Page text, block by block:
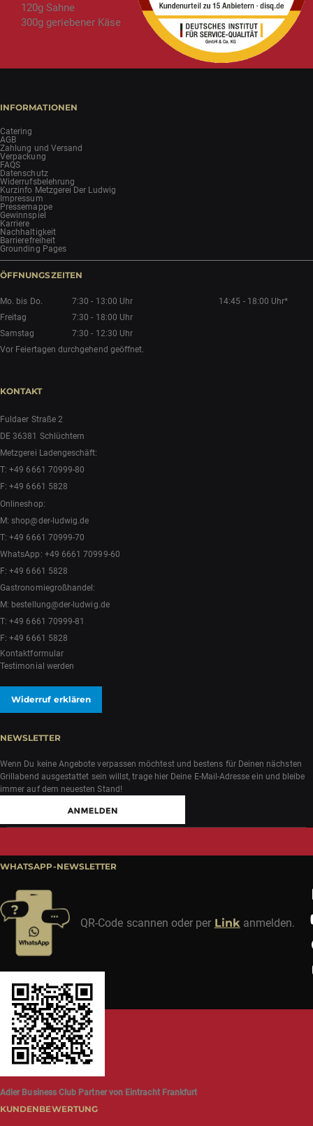
120g Sahne
300g geriebener Käse
INFORMATIONEN
Catering
AGB
Zahlung und Versand
Verpackung
FAQS
Datenschutz
Widerrufsbelehrung
Kurzinfo Metzgerei Der Ludwig
Impressum
Pressemappe
Gewinnspiel
Karriere
Nachhaltigkeit
Barrierefreiheit
Grounding Pages
ÖFFNUNGSZEITEN
Mo. bis Do. 7:30 - 13:00 Uhr
14:45 - 18:00 Uhr*
Freitag
7:30 - 18:00 Uhr
Samstag
7:30 - 12:30 Uhr
Vor Feiertagen durchgehend geöffnet.
KONTAKT
Fuldaer Straße 2
DE 36381 Schlüchtern
Metzgerei Ladengeschäft:
T:+49 6661 70999-80
F: +49 6661 5828
Onlineshop:
M:shop@der-ludwig.de
T:+49 6661 70999-70
WhatsApp: +49 6661 70999-60
F: +49 6661 5828
Gastronomiegroßhandel:
M: bestellung@der-ludwig.de
T:+49 6661 70999-81
F: +49 6661 5828
Kontaktformular
Testimonial werden
Widerruf erklären
NEWSLETTER
Wenn Du keine Angebote verpassen möchtest und bestens für Deinen nächsten
Grillabend ausgestattet sein willst, trage hier Deine E-Mail-Adresse ein und bleibe
immer auf dem neuesten Stand!
WHATSAPP-NEWSLETTER
QR-Code scannen oder per Linkanmelden.
Adler Business Club Partner von Eintracht Frankfurt
KUNDENBEWERTUNG